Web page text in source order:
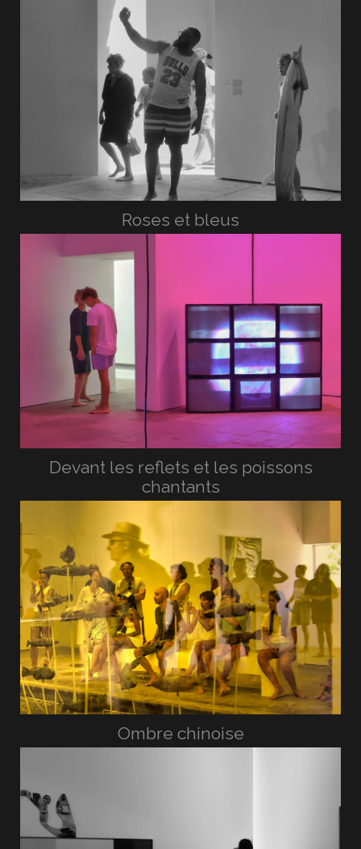
Roses et bleus
Devant les reflets et les poissons
chantants
Ombre chinoise